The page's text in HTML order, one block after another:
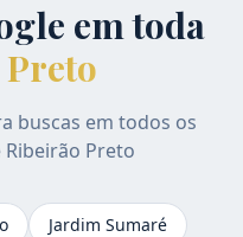
em toda
buscas em todos os
Ribeirão Preto
Jardim Sumaré